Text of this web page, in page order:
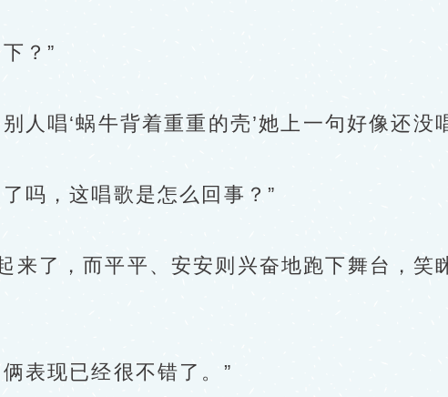
？”
唱‘蜗牛背着重重的壳’她上一句好像还没
吗，这唱歌是怎么回事？”
了，而平平、安安则兴奋地跑下舞台，笑
表现已经很不错了。”